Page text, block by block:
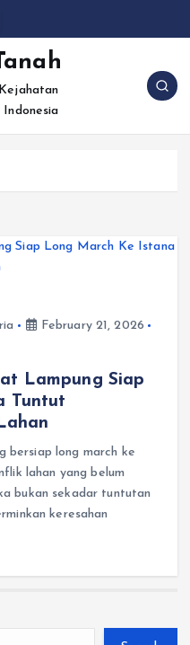
Indonesia
February 21, 2026
Lampung Siap
Tuntut
bersiap long march ke
lahan yang belum
bukan sekadar tuntutan
keresahan